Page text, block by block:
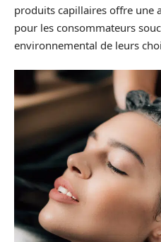
produits capillaires offre une
pour les consommateurs
environnemental de leurs